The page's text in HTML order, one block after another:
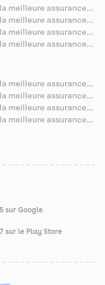
meilleure assurance
meilleure assurance
meilleure assurance
meilleure assurance
meilleure assurance
meilleure assurance
meilleure assurance
meilleure assurance
sur Google
sur le Play Store